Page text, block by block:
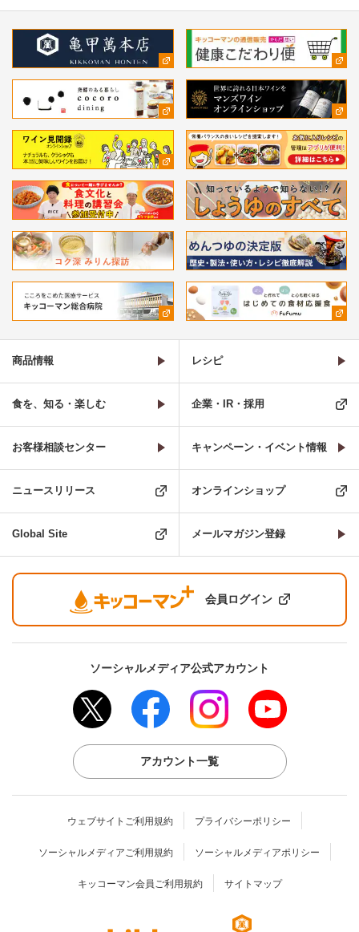
商品情報 レシピ
食を、知る・楽しむ 企業・IR・採用
お客様相談センター キャンペーン・イベント情報
ニュースリリース オンラインショップ
Global Site メールマガジン登録
会員ログイン
ソーシャルメディア公式アカウント
アカウント一覧
ウェブサイトご利用規約 プライバシーポリシー
ソーシャルメディアご利用規約 ソーシャルメディアポリシー
キッコーマン会員ご利用規約 サイトマップ